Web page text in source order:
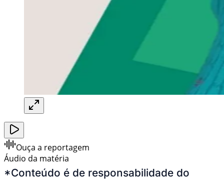
Ouça a reportagem
Áudio da matéria
*Conteúdo é de responsabilidade do